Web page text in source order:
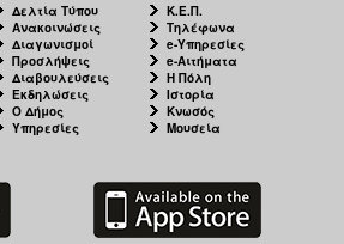
Δελτία Τύπου
Ανακοινώσεις
Διαγωνισμοί
Προσλήψεις
Διαβουλεύσεις
Εκδηλώσεις
Ο Δήμος
Υπηρεσίες
Κ.Ε.Π.
Τηλέφωνα
e-Υπηρεσίες
e-Αιτήματα
Η Πόλη
Ιστορία
Κνωσός
Μουσεία